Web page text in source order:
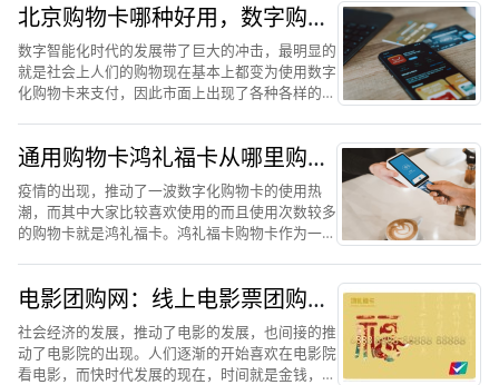
业服务管理有限公...
北京购物卡哪种好用，数字购物
卡中鸿礼福卡更加受关注
数字智能化时代的发展带了巨大的冲击，最明显的
就是社会上人们的购物现在基本上都变为使用数字
化购物卡来支付，因此市面上出现了各种各样的购
用频繁并且喜爱的一款购...
通用购物卡鸿礼福卡从哪里购
买？如何操作使用
疫情的出现，推动了一波数字化购物卡的使用热
潮，而其中大家比较喜欢使用的而且使用次数较多
的购物卡就是鸿礼福卡。鸿礼福卡购物卡作为一款
现了“线上+线下”的双...
电影团购网：线上电影票团购选
择鸿礼福卡购物卡，省时快捷
社会经济的发展，推动了电影的发展，也间接的推
动了电影院的出现。人们逐渐的开始喜欢在电影院
看电影，而快时代发展的现在，时间就是金钱，人